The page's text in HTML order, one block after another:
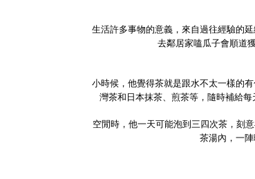
生活許多事物的意義，來自過往經驗的
去鄰居家嗑瓜子會順道
小時候，他覺得茶就是跟水不太一樣的
灣茶和日本抹茶、煎茶等，隨時補給
空閒時，他一天可能泡到三四次茶，刻
茶湯內，一